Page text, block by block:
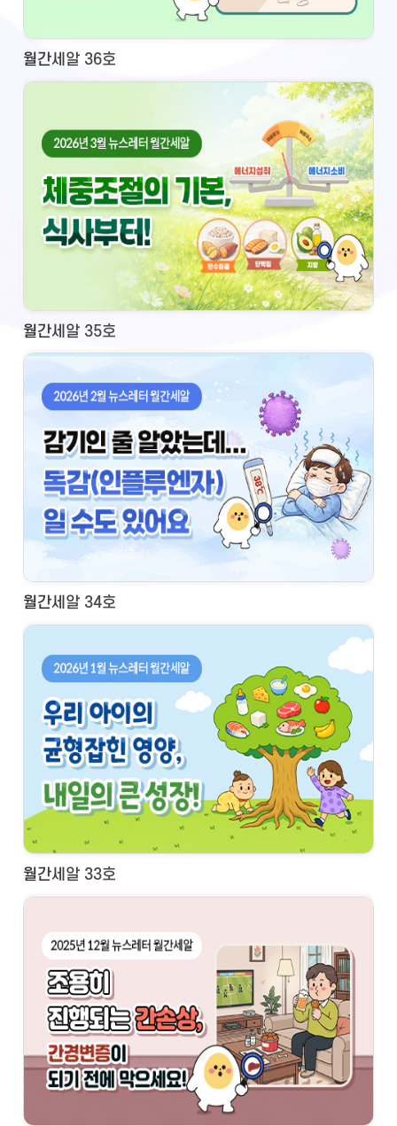
월간세알 36호
월간세알 35호
월간세알 34호
월간세알 33호